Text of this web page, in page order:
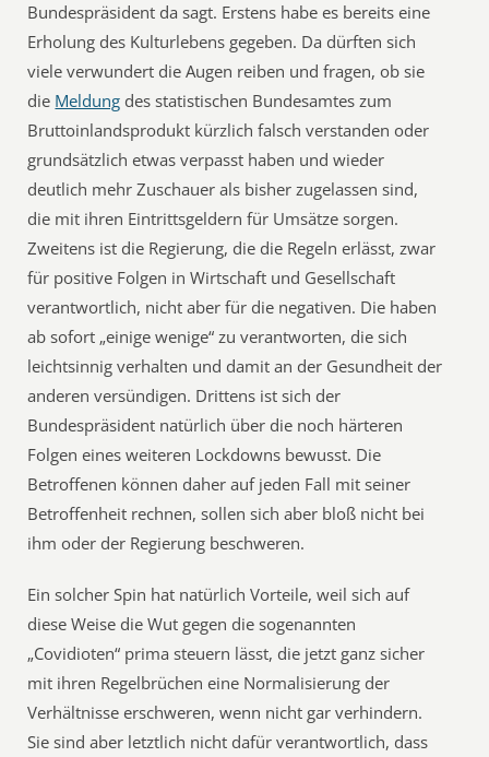
Bundespräsident da sagt. Erstens habe es bereits eine
Erholung des Kulturlebens gegeben. Da dürften sich
viele verwundert die Augen reiben und fragen, ob sie
die Meldung des statistischen Bundesamtes zum
Bruttoinlandsprodukt kürzlich falsch verstanden oder
grundsätzlich etwas verpasst haben und wieder
deutlich mehr Zuschauer als bisher zugelassen sind,
die mit ihren Eintrittsgeldern für Umsätze sorgen.
Zweitens ist die Regierung, die die Regeln erlässt, zwar
für positive Folgen in Wirtschaft und Gesellschaft
verantwortlich, nicht aber für die negativen. Die haben
ab sofort „einige wenige“ zu verantworten, die sich
leichtsinnig verhalten und damit an der Gesundheit der
anderen versündigen. Drittens ist sich der
Bundespräsident natürlich über die noch härteren
Folgen eines weiteren Lockdowns bewusst. Die
Betroffenen können daher auf jeden Fall mit seiner
Betroffenheit rechnen, sollen sich aber bloß nicht bei
ihm oder der Regierung beschweren.
Ein solcher Spin hat natürlich Vorteile, weil sich auf
diese Weise die Wut gegen die sogenannten
„Covidioten“ prima steuern lässt, die jetzt ganz sicher
mit ihren Regelbrüchen eine Normalisierung der
Verhältnisse erschweren, wenn nicht gar verhindern.
Sie sind aber letztlich nicht dafür verantwortlich, dass